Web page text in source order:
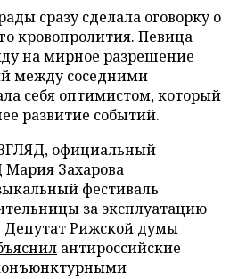
сразу сделала оговорку о
кровопролития. Певица
на мирное разрешение
между соседними
себя оптимистом, который
развитие событий.
официальный
Захарова
фестиваль
за эксплуатацию
Депутат Рижской думы
антироссийские